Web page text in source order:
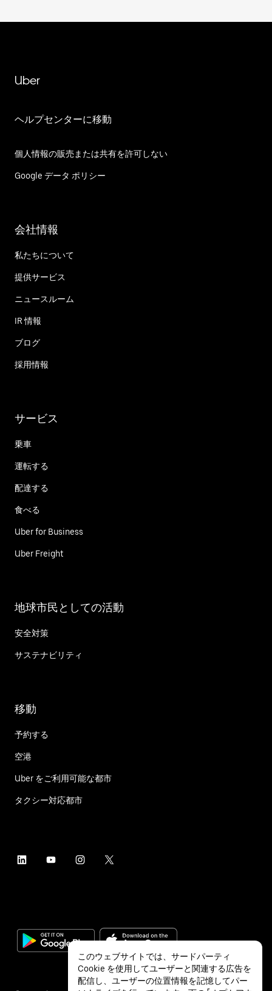
Uber
ヘルプセンターに移動
個人情報の販売または共有を許可しない
Google データ ポリシー
会社情報
私たちについて
提供サービス
ニュースルーム
IR 情報
ブログ
採用情報
サービス
乗車
運転する
配達する
食べる
Uber for Business
Uber Freight
地球市民としての活動
安全対策
サステナビリティ
移動
予約する
空港
Uber をご利用可能な都市
タクシー対応都市
このウェブサイトでは、サードパーティ
Cookie を使用してユーザーと関連する広告を
配信し、ユーザーの位置情報を記憶してパー